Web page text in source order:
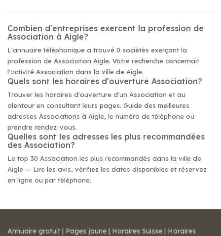
Combien d'entreprises exercent la profession de
Association à Aigle?
L'annuaire téléphonique a trouvé 0 sociétés exerçant la
profession de Association Aigle. Votre recherche concernait
l'activité Association dans la ville de Aigle.
Quels sont les horaires d'ouverture Association?
Trouver les horaires d'ouverture d'un Association et au
alentour en consultant leurs pages. Guide des meilleures
adresses Associations à Aigle, le numéro de téléphone ou
prendre rendez-vous.
Quelles sont les adresses les plus recommandées
des Association?
Le top 30 Association les plus recommandés dans la ville de
Aigle — Lire les avis, vérifiez les dates disponibles et réservez
en ligne ou par téléphone.
Annuaire gratuit | Pages jaune | Horaires Suisse | Horaires